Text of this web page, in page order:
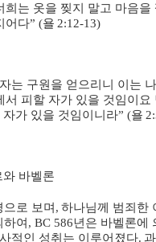
희는 옷을 찢지 말고 마음을
어다” (욜 2:12-13)
는 구원을 얻으리니 이는
서 피할 자가 있을 것임이요
가 있을 것임이니라” (욜
바벨론
으로 보며 , 하나님께 범죄한
여 , BC 586년은 바벨론에
적인 성취는 이루어졌다.